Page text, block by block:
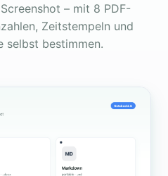
– mit 8 PDF-
Zeitstempeln und
selbst bestimmen.